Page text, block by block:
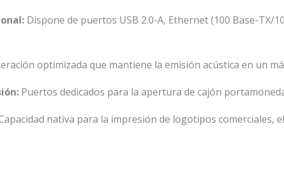
Dispone de puertos USB 2.0-A, Ethernet (100 Base-TX/
optimizada que mantiene la emisión acústica en un
Puertos dedicados para la apertura de cajón
nativa para la impresión de logotipos comerciales,